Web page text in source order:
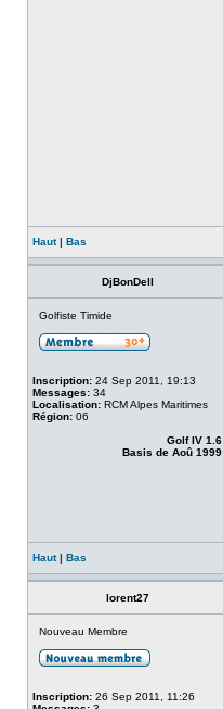
Haut| Bas
DjBonDell
Golfiste Timide
Inscription: 24 Sep 2011, 19:13
Messages: 34
Localisation: RCM Alpes Maritimes
Région: 06
Golf IV 1.6
Basis de Aoû 1999
Haut| Bas
lorent27
Nouveau Membre
Inscription: 26 Sep 2011, 11:26